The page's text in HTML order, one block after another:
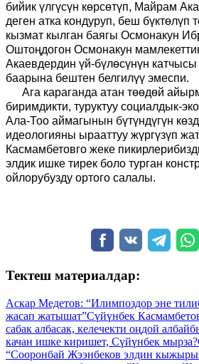
бийик үлгүсүн көрсөтүп, Майрам
деген атка кондуруп, беш бүктөлүп
кызмат кылган баягы Осмонакун
Оштоңдогон Осмонакун
Акаевдердин үй-бүлөсүнүн катчысы
баарына бештен белгилүү эмеспи.
Ага караганда атан төөдөй
биримдикти, туруктуу социалдык-
Ала-Тоо аймагынын бүтүндүгүн
идеологияны ырааттуу жүргүзүп
Касмамбетовго жеке
элдик ишке тирек боло турган
ойлорубузду ортого салалы.
Тектеш материалдар:
Аскар Медетов: “Илимпоздор эне
жасап жатышат”Сүйүнбек
сабак албасак, келечекти оңдой
качан ишке киришет, Сүйүнбек мырза?
“Сооронбай Жээнбеков элдин